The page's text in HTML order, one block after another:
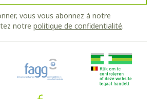
vous vous abonnez à notre
notre politique de confidentialité.